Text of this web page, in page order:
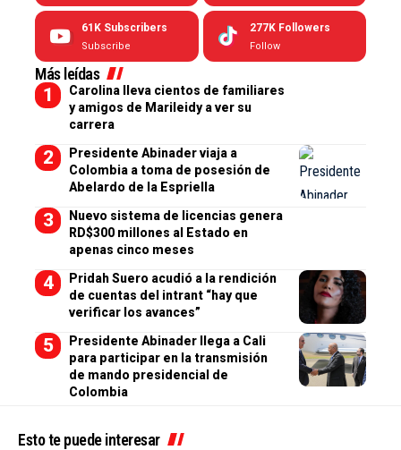
61K Subscribers
Subscribe
277K Followers
Follow
Más leídas
Carolina lleva cientos de familiares
y amigos de Marileidy a ver su
carrera
Presidente Abinader viaja a
Colombia a toma de posesión de
Abelardo de la Espriella
Nuevo sistema de licencias genera
RD$300 millones al Estado en
apenas cinco meses
Pridah Suero acudió a la rendición
de cuentas del intrant “hay que
verificar los avances”
Presidente Abinader llega a Cali
para participar en la transmisión
de mando presidencial de
Colombia
Esto te puede interesar